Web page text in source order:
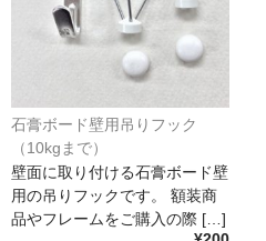
石膏ボード壁用吊りフック
（10kgまで）
壁面に取り付ける石膏ボード壁
用の吊りフックです。 額装商
品やフレームをご購入の際 […]